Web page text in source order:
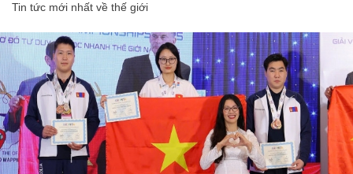
Tin tức mới nhất về thế giới